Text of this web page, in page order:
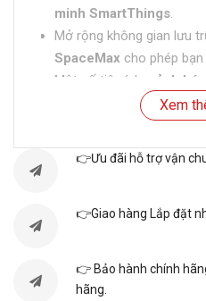
minh SmartThings.
Mở rộng không gian lưu
SpaceMax cho phép
Một số tiện ích:
cảnh
nhanh, làm lạnh
Dòng tủ
Xem
👉Ưu đãi hỗ trợ vận
👉Giao hàng Lắp đặt
👉 Bảo hành chính
hãng.